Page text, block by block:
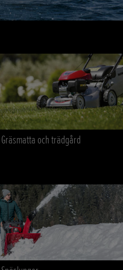
Gräsmatta och trädgård